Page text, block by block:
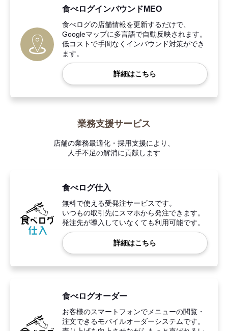
食べログインバウンドMEO
食べログの店舗情報を更新するだけで、
Googleマップに多言語で自動反映されます。
低コストで手間なくインバウンド対策ができ
ます。
詳細はこちら
業務支援サービス
店舗の業務最適化・採用支援により、
人手不足の解消に貢献します
食べログ仕入
無料で使える受発注サービスです。
いつもの取引先にスマホから発注できます。
発注先が導入していなくても利用可能です。
詳細はこちら
食べログオーダー
お客様のスマートフォンでメニューの閲覧・
注文できるモバイルオーダーシステムです。